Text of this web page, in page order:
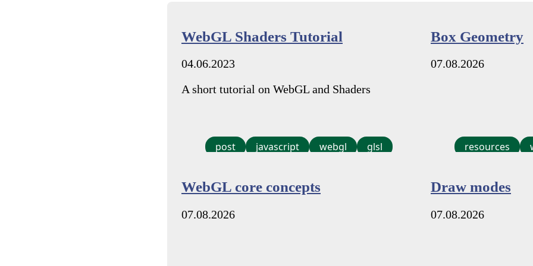
WebGL Shaders Tutorial
04.06.2023
A short tutorial on WebGL and Shaders
post javascript webgl glsl
Box Geometry
07.08.2026
resources
WebGL core concepts
07.08.2026
Draw modes
07.08.2026